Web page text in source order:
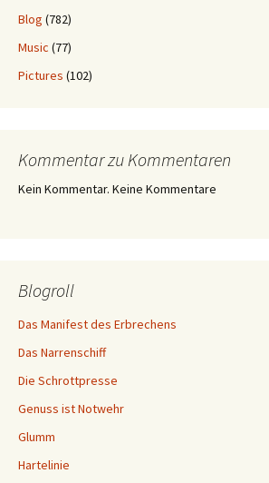
Blog (782)
Music (77)
Pictures (102)
Kommentar zu Kommentaren
Kein Kommentar. Keine Kommentare
Blogroll
Das Manifest des Erbrechens
Das Narrenschiff
Die Schrottpresse
Genuss ist Notwehr
Glumm
Hartelinie